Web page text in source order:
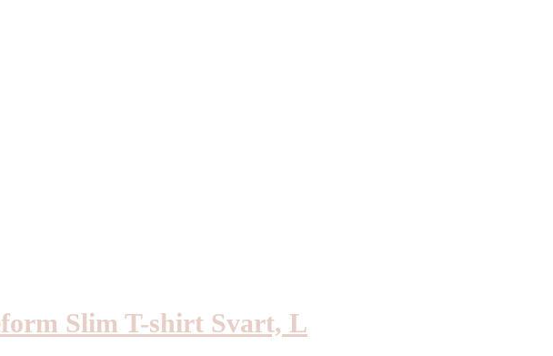
Slim T-shirt Svart, L